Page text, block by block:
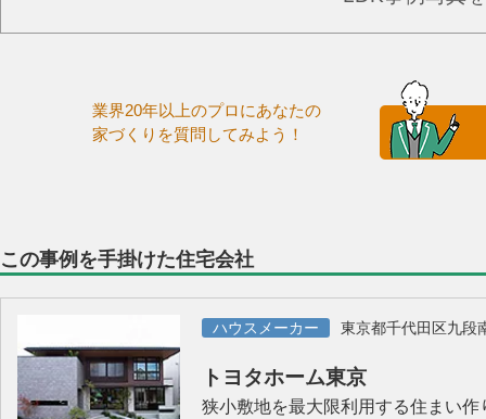
業界20年以上のプロにあなたの
家づくりを質問してみよう！
この事例を手掛けた住宅会社
ハウスメーカー 東京都千代田区九段
トヨタホーム東京
狭小敷地を最大限利用する住まい作